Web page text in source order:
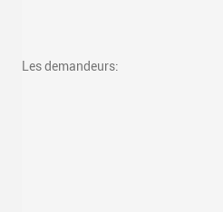
Les demandeurs: